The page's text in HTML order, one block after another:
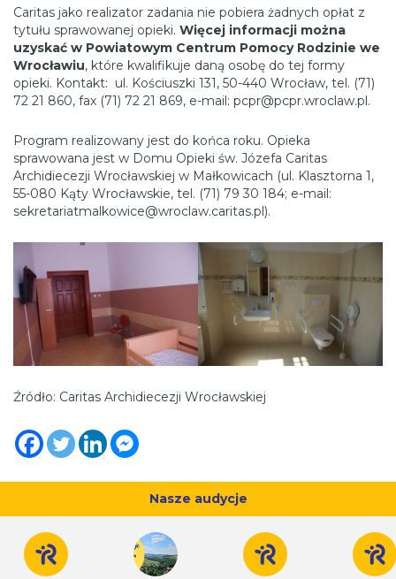
Caritas jako realizator zadania nie pobiera żadnych opłat z
tytułu sprawowanej opieki. Więcej informacji można
uzyskać w Powiatowym Centrum Pomocy Rodzinie we
Wrocławiu, które kwalifikuje daną osobę do tej formy
opieki. Kontakt: ul. Kościuszki 131, 50-440 Wrocław, tel. (71)
72 21 860, fax (71) 72 21 869, e-mail: pcpr@pcpr.wroclaw.pl.
Program realizowany jest do końca roku. Opieka
sprawowana jest w Domu Opieki św. Józefa Caritas
Archidiecezji Wrocławskiej w Małkowicach (ul. Klasztorna 1,
55-080 Kąty Wrocławskie, tel. (71) 79 30 184; e-mail:
sekretariatmalkowice@wroclaw.caritas.pl).
Źródło: Caritas Archidiecezji Wrocławskiej
Nasze audycje